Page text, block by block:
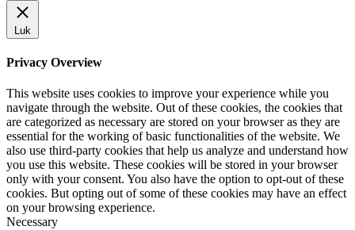
Luk
Privacy Overview
This website uses cookies to improve your experience while you
navigate through the website. Out of these cookies, the cookies that
are categorized as necessary are stored on your browser as they are
essential for the working of basic functionalities of the website. We
also use third-party cookies that help us analyze and understand how
you use this website. These cookies will be stored in your browser
only with your consent. You also have the option to opt-out of these
cookies. But opting out of some of these cookies may have an effect
on your browsing experience.
Necessary